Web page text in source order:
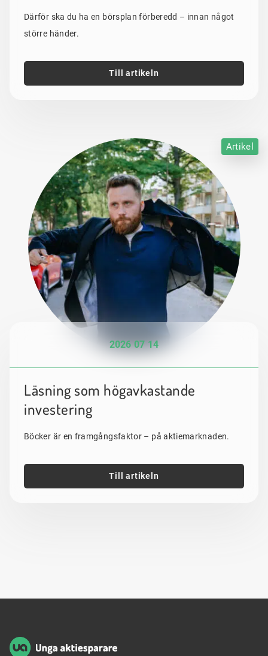
Därför ska du ha en börsplan förberedd – innan något
större händer.
Till artikeln
Artikel
2026 07 14
Läsning som högavkastande
investering
Böcker är en framgångsfaktor – på aktiemarknaden.
Till artikeln